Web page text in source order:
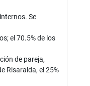
Se
el 70.5% de los
de pareja,
Risaralda, el 25%